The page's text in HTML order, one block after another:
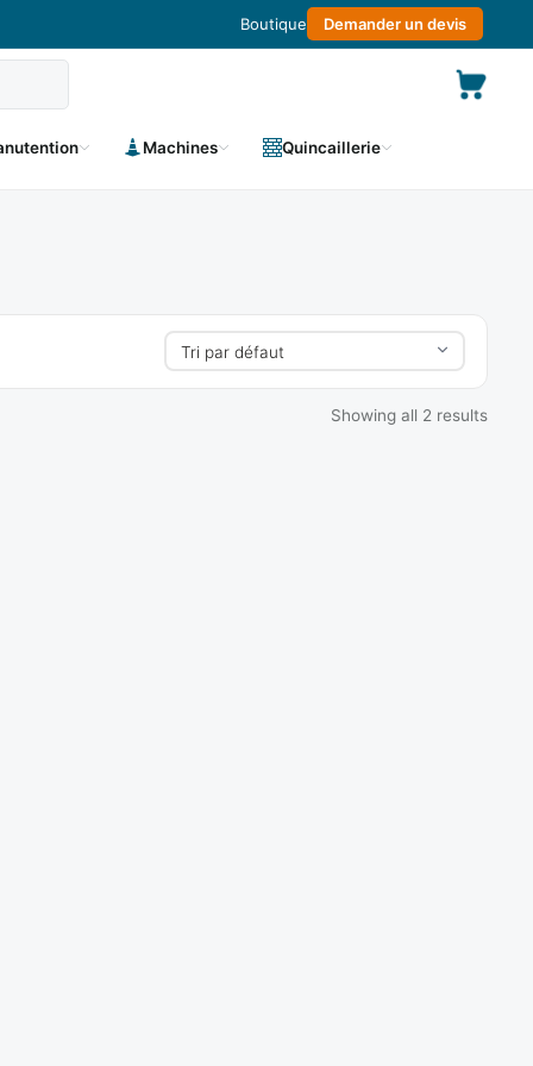
Boutique Demander un devis
Machines Quincaillerie
Showing all 2 results